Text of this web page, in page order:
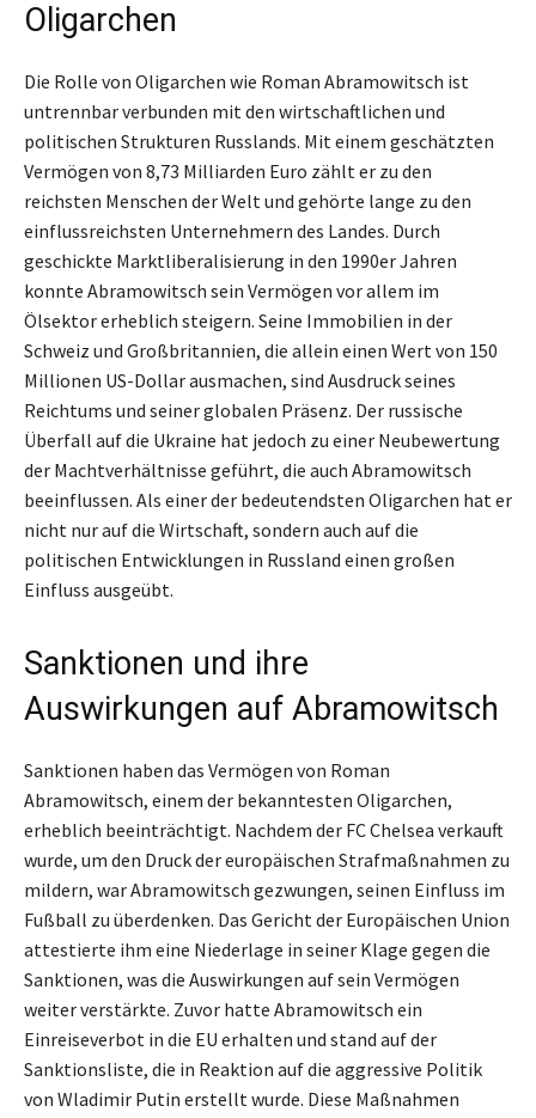
Oligarchen
Die Rolle von Oligarchen wie Roman Abramowitsch ist
untrennbar verbunden mit den wirtschaftlichen und
politischen Strukturen Russlands. Mit einem geschätzten
Vermögen von 8,73 Milliarden Euro zählt er zu den
reichsten Menschen der Welt und gehörte lange zu den
einflussreichsten Unternehmern des Landes. Durch
geschickte Marktliberalisierung in den 1990er Jahren
konnte Abramowitsch sein Vermögen vor allem im
Ölsektor erheblich steigern. Seine Immobilien in der
Schweiz und Großbritannien, die allein einen Wert von 150
Millionen US-Dollar ausmachen, sind Ausdruck seines
Reichtums und seiner globalen Präsenz. Der russische
Überfall auf die Ukraine hat jedoch zu einer Neubewertung
der Machtverhältnisse geführt, die auch Abramowitsch
beeinflussen. Als einer der bedeutendsten Oligarchen hat er
nicht nur auf die Wirtschaft, sondern auch auf die
politischen Entwicklungen in Russland einen großen
Einfluss ausgeübt.
Sanktionen und ihre
Auswirkungen auf Abramowitsch
Sanktionen haben das Vermögen von Roman
Abramowitsch, einem der bekanntesten Oligarchen,
erheblich beeinträchtigt. Nachdem der FC Chelsea verkauft
wurde, um den Druck der europäischen Strafmaßnahmen zu
mildern, war Abramowitsch gezwungen, seinen Einfluss im
Fußball zu überdenken. Das Gericht der Europäischen Union
attestierte ihm eine Niederlage in seiner Klage gegen die
Sanktionen, was die Auswirkungen auf sein Vermögen
weiter verstärkte. Zuvor hatte Abramowitsch ein
Einreiseverbot in die EU erhalten und stand auf der
Sanktionsliste, die in Reaktion auf die aggressive Politik
von Wladimir Putin erstellt wurde. Diese Maßnahmen